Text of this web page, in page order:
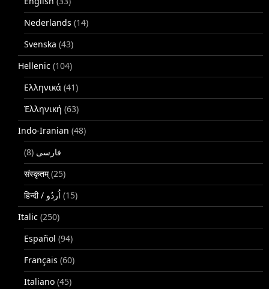
Nederlands (14)
Svenska (43)
Hellenic (104)
Ελληνικά (41)
Ἑλληνική (63)
Indo-Iranian (48)
فارسی (8)
संस्कृतम्(25)
(15)
Italic (250)
Español (94)
Français (60)
Italiano (45)